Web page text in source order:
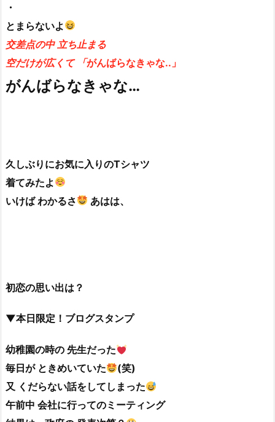
・
とまらないよ
交差点の中 立ち止まる
空だけが広くて 「がんばらなきゃな..」
がんばらなきゃな…
久しぶりにお気に入りのTシャツ
着てみたよ
いけば わかるさ
あはは、
初恋の思い出は？
▼本日限定！ブログスタンプ
幼稚園の時の 先生だった
毎日が ときめいていた
(笑)
又 くだらない話をしてしまった
午前中 会社に行ってのミーティング